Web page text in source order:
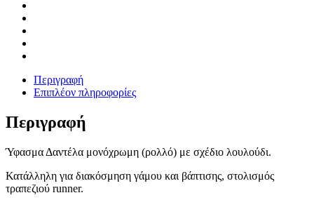
Περιγραφή
Επιπλέον πληροφορίες
Περιγραφή
Ύφασμα Δαντέλα μονόχρωμη (ρολλό) με σχέδιο λουλούδι.
Κατάλληλη για διακόσμηση γάμου και βάπτισης, στολισμός
τραπεζιού runner.